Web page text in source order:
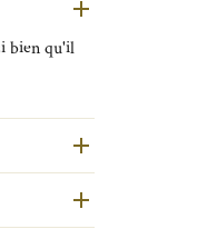
bien qu'il